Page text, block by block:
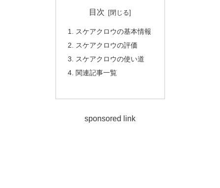
目次
スケアクロウの基本情報
スケアクロウの評価
スケアクロウの使い道
関連記事一覧
sponsored link